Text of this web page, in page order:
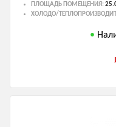
ПЛОЩАДЬ ПОМЕЩЕНИЯ:
ХОЛОДО/